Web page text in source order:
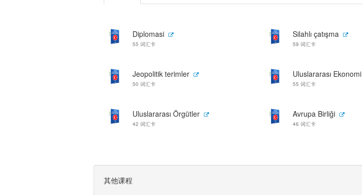
Diplomasi
55 词汇卡
Silahlı çatışma
59 词汇卡
Jeopolitik terimler
50 词汇卡
Uluslararası Ekonomi
55 词汇卡
Uluslararası Örgütler
42 词汇卡
Avrupa Birliği
46 词汇卡
其他课程